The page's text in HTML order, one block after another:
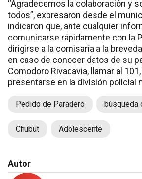
“Agradecemos la colaboración y
todos”, expresaron desde el
indicaron que, ante cualquier
comunicarse rápidamente con la
dirigirse a la comisaría a la
en caso de conocer datos de su
Comodoro Rivadavia, llamar al
presentarse en la división policial
Pedido de Paradero búsqueda
Chubut Adolescente
Autor